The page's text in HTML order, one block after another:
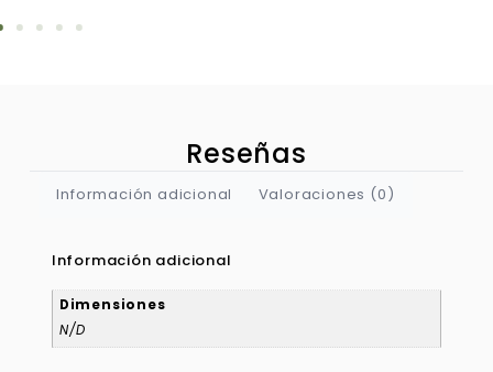
Reseñas
Información adicional Valoraciones (0)
Información adicional
Dimensiones
N/D